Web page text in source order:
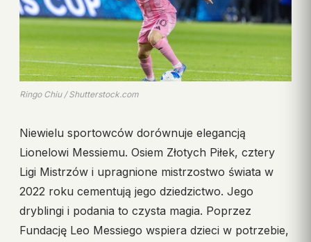
Ringo Chiu / Shutterstock.com
Niewielu sportowców dorównuje elegancją
Lionelowi Messiemu. Osiem Złotych Piłek, cztery
Ligi Mistrzów i upragnione mistrzostwo świata w
2022 roku cementują jego dziedzictwo. Jego
dryblingi i podania to czysta magia. Poprzez
Fundację Leo Messiego wspiera dzieci w potrzebie,